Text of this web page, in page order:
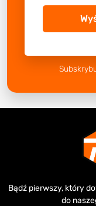
Bądź pierwszy, który
do